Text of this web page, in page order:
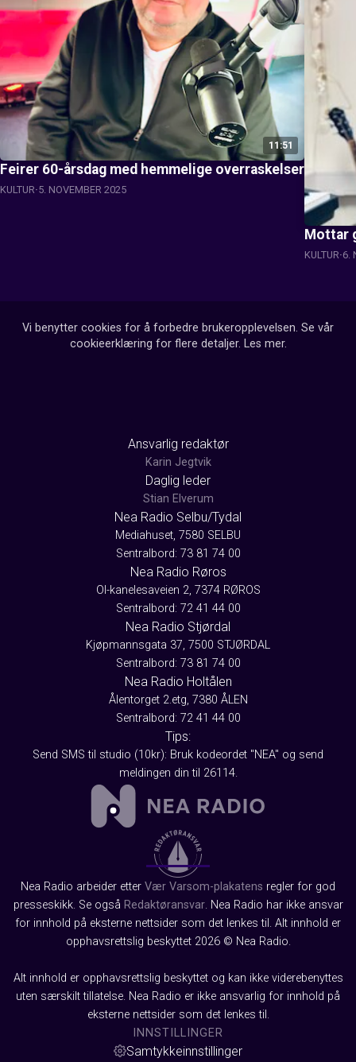
11:51
Feirer 60-årsdag med hemmelige overraskelser
KULTUR 5. NOVEMBER 2025
Mottar
KULTUR 6.
Vi benytter cookies for å forbedre brukeropplevelsen. Se vår
cookieerklæring for flere detaljer. Les mer.
Ansvarlig redaktør
Karin Jegtvik
Daglig leder
Stian Elverum
Nea Radio Selbu/Tydal
Mediahuset, 7580 SELBU
Sentralbord: 73 81 74 00
Nea Radio Røros
Ol-kanelesaveien 2, 7374 RØROS
Sentralbord: 72 41 44 00
Nea Radio Stjørdal
Kjøpmannsgata 37, 7500 STJØRDAL
Sentralbord: 73 81 74 00
Nea Radio Holtålen
Ålentorget 2.etg, 7380 ÅLEN
Sentralbord: 72 41 44 00
Tips:
Send SMS til studio (10kr): Bruk kodeordet "NEA" og send
meldingen din til 26114.
Nea Radio arbeider etter Vær Varsom-plakatens regler for god
presseskikk. Se også Redaktøransvar. Nea Radio har ikke ansvar
for innhold på eksterne nettsider som det lenkes til. Alt innhold er
opphavsrettslig beskyttet 2026 © Nea Radio.
Alt innhold er opphavsrettslig beskyttet og kan ikke viderebenyttes
uten særskilt tillatelse. Nea Radio er ikke ansvarlig for innhold på
eksterne nettsider som det lenkes til.
INNSTILLINGER
Samtykkeinnstillinger